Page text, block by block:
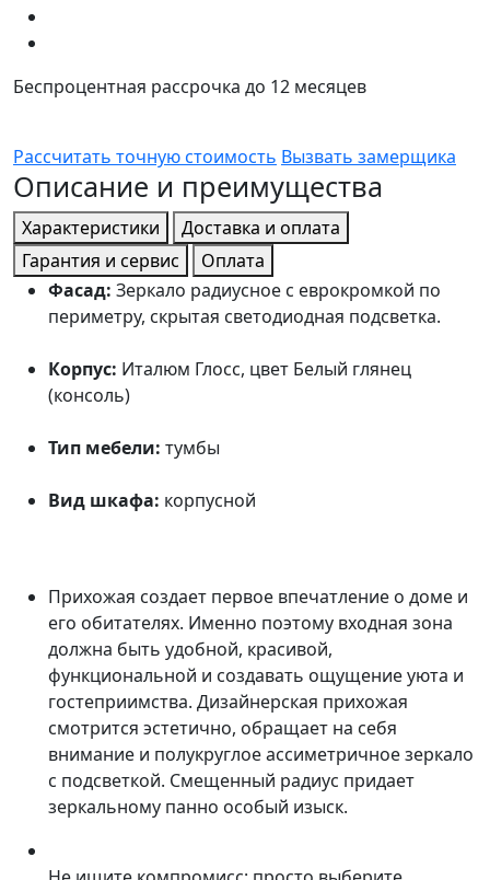
Беспроцентная рассрочка до 12 месяцев
Рассчитать точную стоимость Вызвать замерщика
Описание и преимущества
Характеристики
Доставка и оплата
Гарантия и сервис
Оплата
Фасад: Зеркало радиусное с еврокромкой по
периметру, скрытая светодиодная подсветка.
Корпус: Италюм Глосс, цвет Белый глянец
(консоль)
Тип мебели: тумбы
Вид шкафа: корпусной
Прихожая создает первое впечатление о доме и
его обитателях. Именно поэтому входная зона
должна быть удобной, красивой,
функциональной и создавать ощущение уюта и
гостеприимства. Дизайнерская прихожая
смотрится эстетично, обращает на себя
внимание и полукруглое ассиметричное зеркало
с подсветкой. Смещенный радиус придает
зеркальному панно особый изыск.